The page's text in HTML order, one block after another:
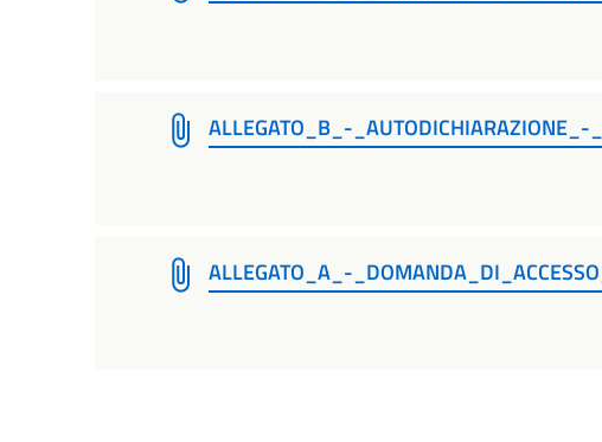
ALLEGATO_B_-_AUTODICHIARAZIONE_-
ALLEGATO_A_-